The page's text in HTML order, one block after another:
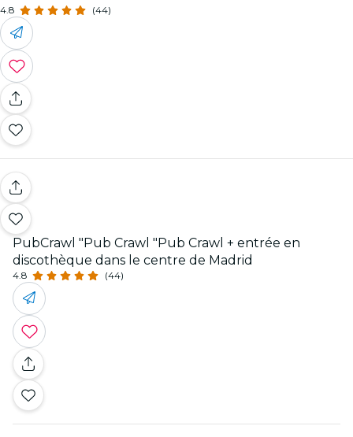
4.8 (44)
PubCrawl "Pub Crawl "Pub Crawl + entrée en
discothèque dans le centre de Madrid
4.8 (44)